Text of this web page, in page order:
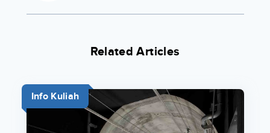
Related Articles
Info Kuliah